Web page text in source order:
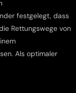
festgelegt, dass
Rettungswege von
Als optimaler